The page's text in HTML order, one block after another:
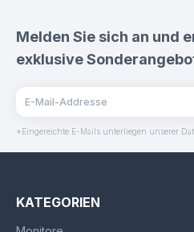
Melden Sie sich an und
exklusive
*Eingereichte E-Mails unterliegen unserer
KATEGORIEN